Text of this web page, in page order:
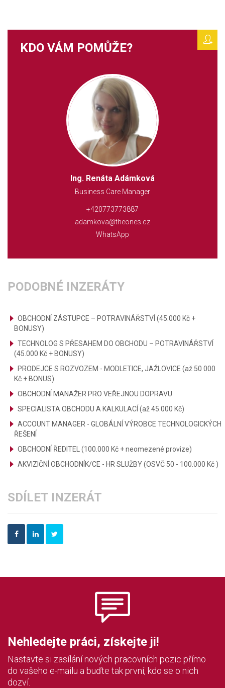
KDO VÁM POMŮŽE?
Ing. Renáta Adámková
Business Care Manager
+420773773887
adamkova@theones.cz
WhatsApp
PODOBNÉ INZERÁTY
OBCHODNÍ ZÁSTUPCE – POTRAVINÁŘSTVÍ (45.000 Kč +
BONUSY)
TECHNOLOG S PŘESAHEM DO OBCHODU – POTRAVINÁŘSTVÍ
(45.000 Kč + BONUSY)
PRODEJCE S ROZVOZEM - MODLETICE, JAŽLOVICE (až 50 000
Kč + BONUS)
OBCHODNÍ MANAŽER PRO VEŘEJNOU DOPRAVU
SPECIALISTA OBCHODU A KALKULACÍ (až 45.000 Kč)
ACCOUNT MANAGER - GLOBÁLNÍ VÝROBCE TECHNOLOGICKÝCH
ŘEŠENÍ
OBCHODNÍ ŘEDITEL (100.000 Kč + neomezené provize)
AKVIZIČNÍ OBCHODNÍK/CE - HR SLUŽBY (OSVČ 50 - 100.000 Kč )
SDÍLET INZERÁT
Nehledejte práci, získejte ji!
Nastavte si zasílání nových pracovních pozic přímo
do vašeho e-mailu a buďte tak první, kdo se o nich
dozví.